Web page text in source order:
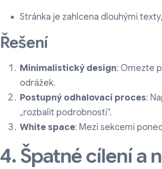
Stránka je zahlcena dlouhými
Řešení
Minimalistický design: Omezte
odrážek.
Postupný odhalovací proces:
„rozbalit podrobnosti“.
White space: Mezi sekcemi
4. Špatné cílení a